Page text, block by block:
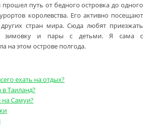
прошел путь от бедного островка до одного
королевства. Его активно посещают
стран мира. Сюда любят приезжать
зимовку и пары с детьми. Я сама с
на этом острове полгода.
ехать на отдых?
Таиланд?
на Самуи?